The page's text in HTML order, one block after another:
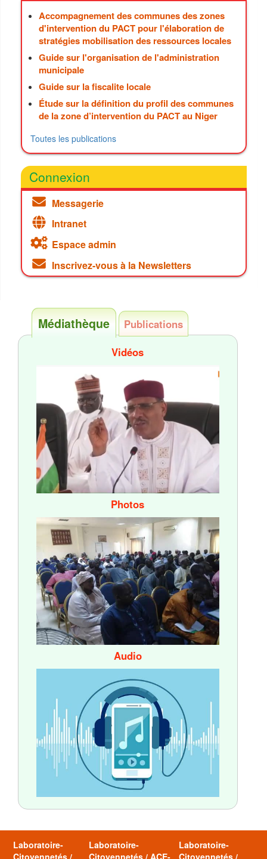
Accompagnement des communes des zones
d'intervention du PACT pour l'élaboration de
stratégies mobilisation des ressources locales
Guide sur l'organisation de l'administration
municipale
Guide sur la fiscalite locale
Étude sur la définition du profil des communes
de la zone d’intervention du PACT au Niger
Toutes les publications
Connexion
Messagerie
Intranet
Espace admin
Inscrivez-vous à la Newsletters
Médiathèque
Publications
Vidéos
Photos
Audio
Laboratoire-
Laboratoire-
Laboratoire-